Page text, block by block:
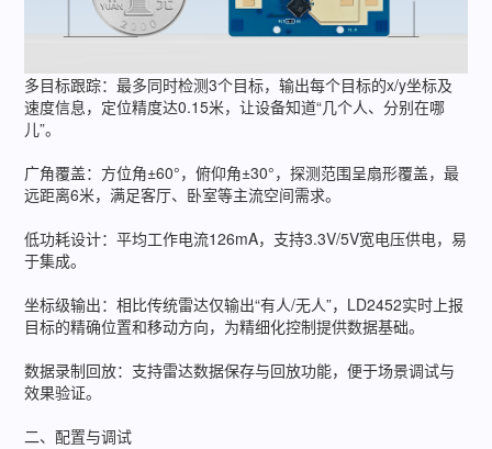
多目标跟踪：最多同时检测3个目标，输出每个目标的x/y坐标及
速度信息，定位精度达0.15米，让设备知道“几个人、分别在哪
儿”。
广角覆盖：方位角±60°，俯仰角±30°，探测范围呈扇形覆盖，最
远距离6米，满足客厅、卧室等主流空间需求。
低功耗设计：平均工作电流126mA，支持3.3V/5V宽电压供电，易
于集成。
坐标级输出：相比传统雷达仅输出“有人/无人”，LD2452实时上报
目标的精确位置和移动方向，为精细化控制提供数据基础。
数据录制回放：支持雷达数据保存与回放功能，便于场景调试与
效果验证。
二、配置与调试